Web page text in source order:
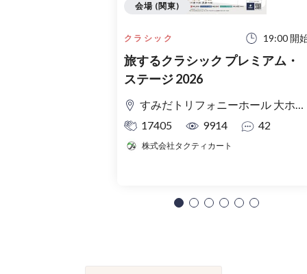
クラシック 19:00 開
旅するクラシック プレミアム・
ステージ 2026
すみだトリフォニーホール 大ホール
17405
9914 42
株式会社タクティカート
会場 (関東)